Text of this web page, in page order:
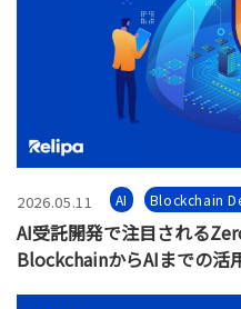
2026.05.11 AI Blockchain
AI受託開発で注目される
BlockchainからAIまでの活